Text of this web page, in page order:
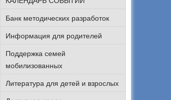
Банк методических разработок
Информация для родителей
Поддержка семей
мобилизованных
Литература для детей и взрослых